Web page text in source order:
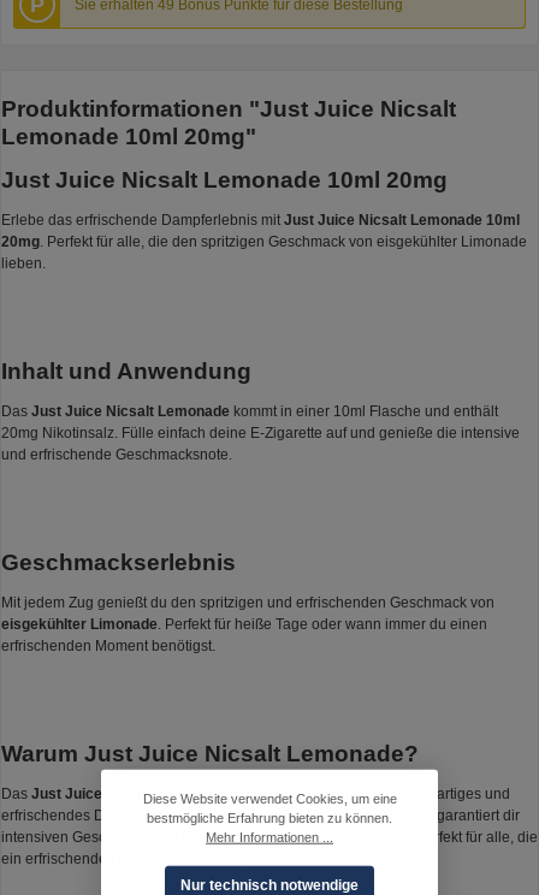
P Sie erhalten 49 Bonus Punkte für diese Bestellung
Produktinformationen "Just Juice Nicsalt
Lemonade 10ml 20mg"
Just Juice Nicsalt Lemonade 10ml 20mg
Erlebe das erfrischende Dampferlebnis mit Just Juice Nicsalt Lemonade 10ml
20mg . Perfekt für alle, die den spritzigen Geschmack von eisgekühlter Limonade
lieben.
Inhalt und Anwendung
Das Just Juice Nicsalt Lemonade kommt in einer 10ml Flasche und enthält
20mg Nikotinsalz. Fülle einfach deine E-Zigarette auf und genieße die intensive
und erfrischende Geschmacksnote.
Geschmackserlebnis
Mit jedem Zug genießt du den spritzigen und erfrischenden Geschmack von
eisgekühlter Limonade . Perfekt für heiße Tage oder wann immer du einen
erfrischenden Moment benötigst.
Warum Just Juice Nicsalt Lemonade?
Das Just Juice Nicsalt Lemonade 10ml 20mgbietet dir ein einzigartiges und
erfrischendes Dampferlebnis. Die hochwertige Zusammensetzung garantiert dir
intensiven Geschmack und eine angenehme Nikotinaufnahme. Perfekt für alle, die
ein erfrischendes und belebendes Liquid suchen.
Diese Website verwendet Cookies, um eine
bestmögliche Erfahrung bieten zu können.
Mehr Informationen ...
Nur technisch notwendige